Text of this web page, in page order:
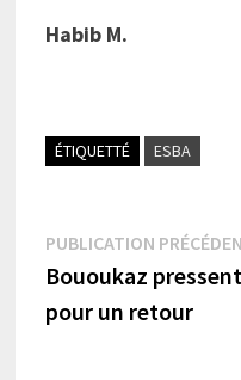
Habib M.
ÉTIQUETTÉ ESBA
Navigation
de
l’article
PUBLICATION
Bououkaz
pour un retour